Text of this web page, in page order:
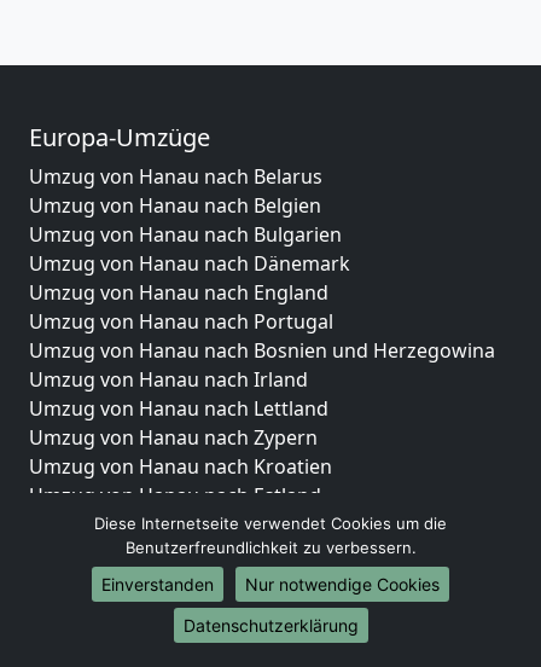
Europa-Umzüge
Umzug von Hanau nach Belarus
Umzug von Hanau nach Belgien
Umzug von Hanau nach Bulgarien
Umzug von Hanau nach Dänemark
Umzug von Hanau nach England
Umzug von Hanau nach Portugal
Umzug von Hanau nach Bosnien und Herzegowina
Umzug von Hanau nach Irland
Umzug von Hanau nach Lettland
Umzug von Hanau nach Zypern
Umzug von Hanau nach Kroatien
Umzug von Hanau nach Estland
Umzug von Hanau nach Finnland
Umzug von Hanau nach Frankreich
Umzug von Hanau nach Griechenland
Umzug von Hanau nach Italien
Umzug von Hanau nach Liechtenstein
Diese Internetseite verwendet Cookies um die
Benutzerfreundlichkeit zu verbessern.
Einverstanden
Nur notwendige Cookies
Datenschutzerklärung